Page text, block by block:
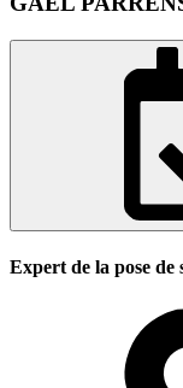
Expert de la pose de